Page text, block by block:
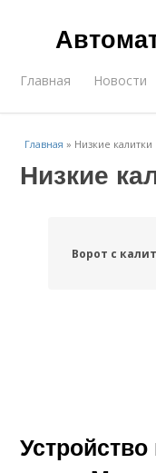
Главная Новости
Главная » Низкие калитки
Низкие
Ворот с